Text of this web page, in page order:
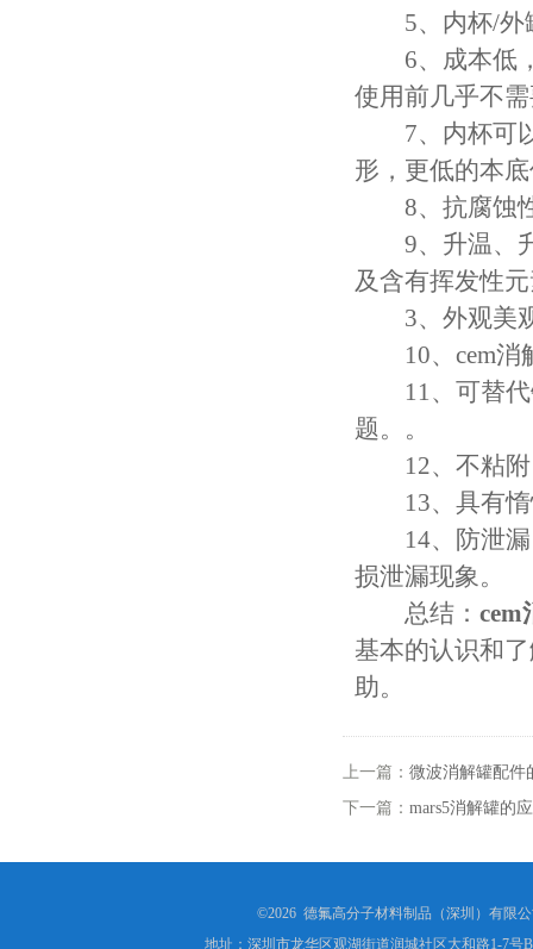
5、内杯/外罐
6、成本低，
使用前几乎不
7、内杯可以
形，更低的本
8、抗腐蚀性
9、升温、升
及含有挥发性
3、外观美观
10、cem消解
11、可替代
题。。
12、不粘附
13、具有惰
14、防泄漏
损泄漏现象。
总结： cem
基本的认识和
助。
上一篇： 微波消解罐配件
下一篇： mars5消解罐的
©2026 德氟高分子材料制品（深圳）有限
地址：深圳市龙华区观湖街道润城社区大和路1-7号